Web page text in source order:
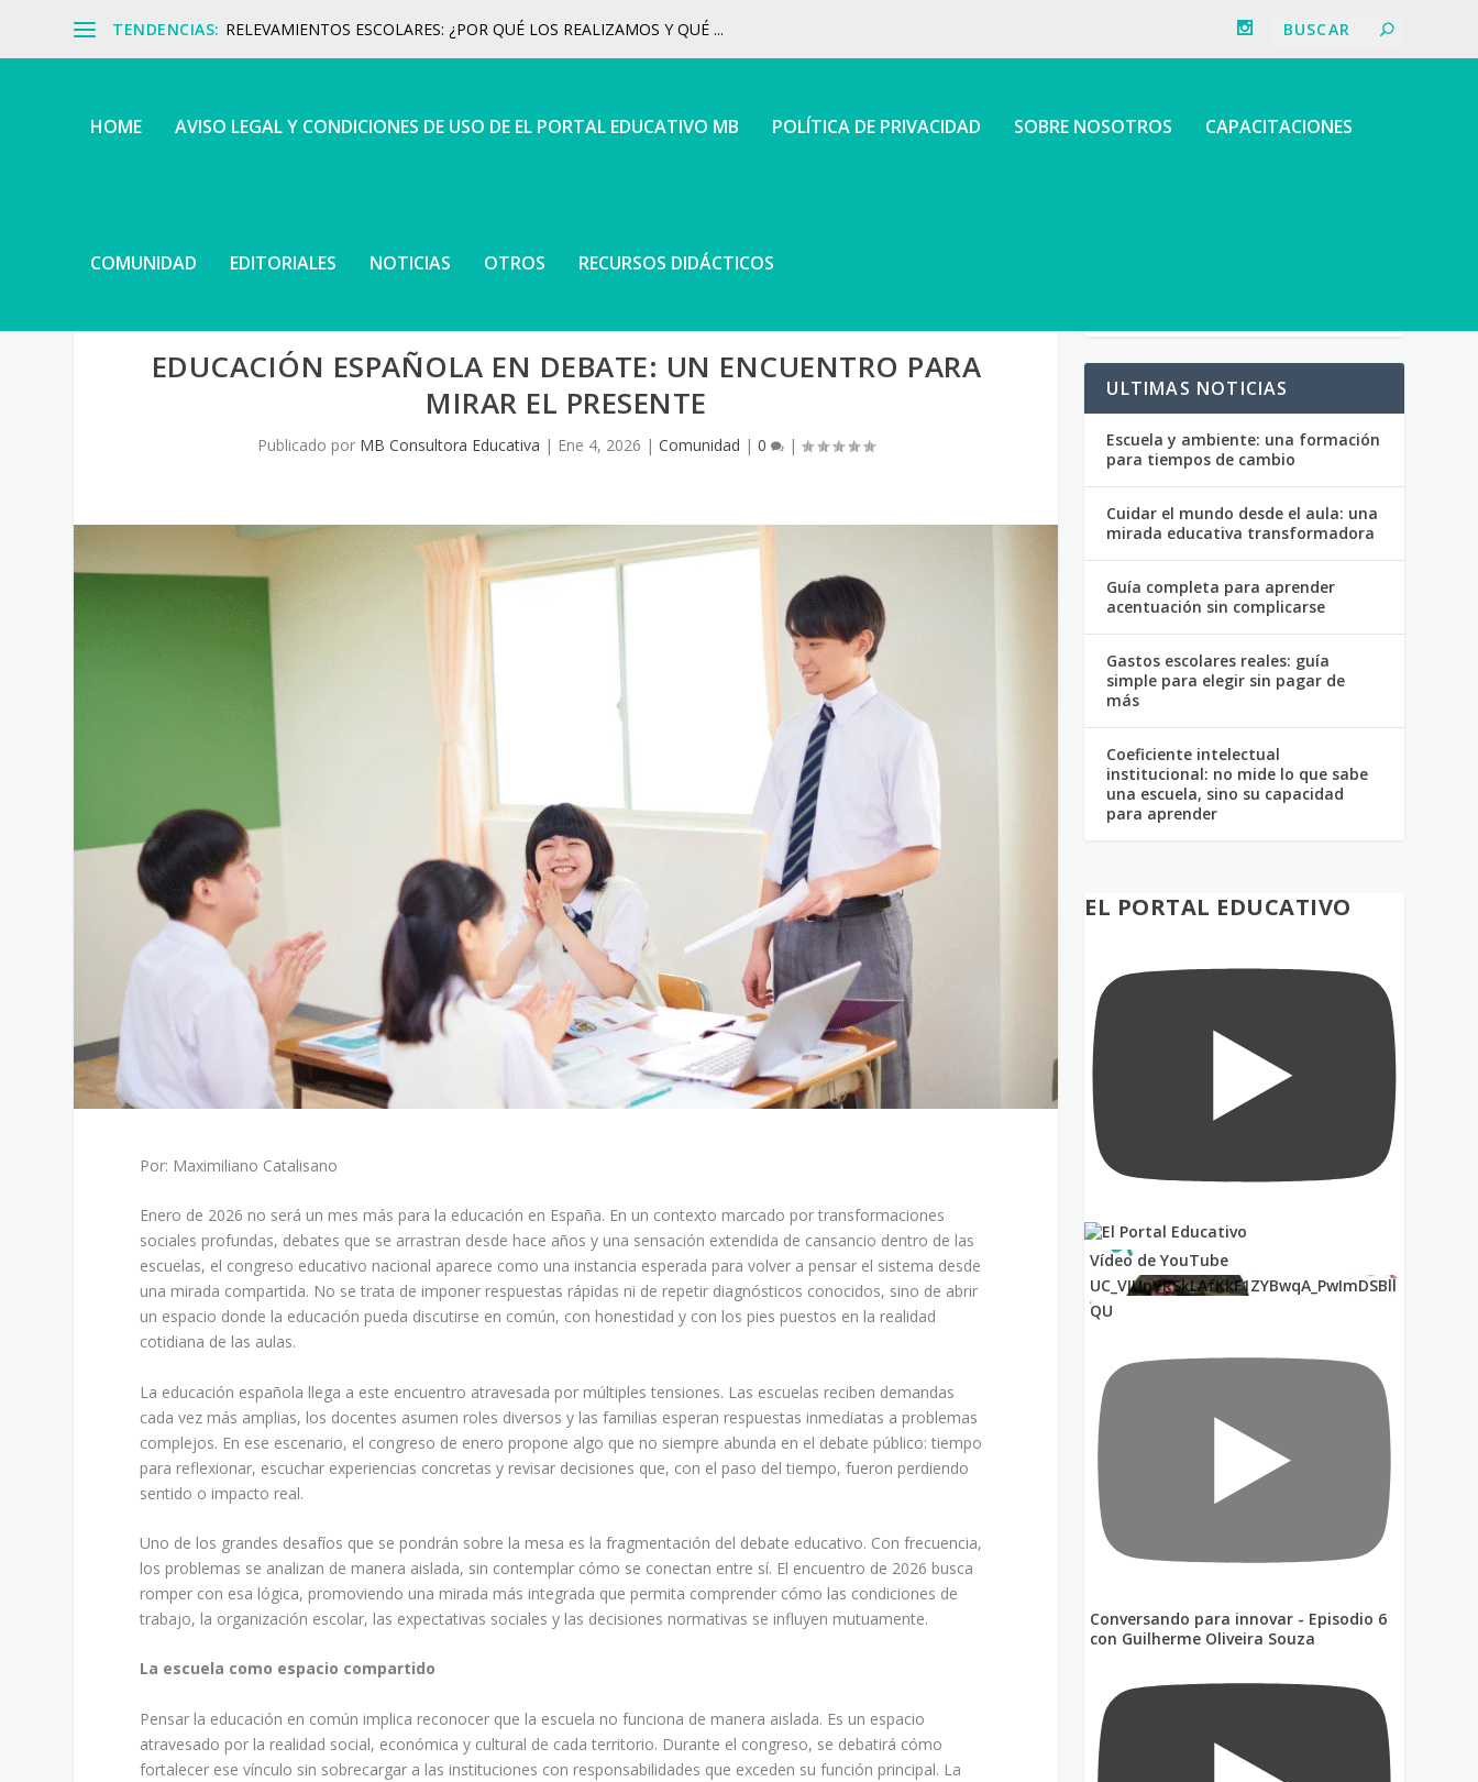
TENDENCIAS: RELEVAMIENTOS ESCOLARES: ¿POR QUÉ LOS REALIZAMOS Y QUÉ ...
HOME AVISO LEGAL Y CONDICIONES DE USO DE EL PORTAL EDUCATIVO MB POLÍTICA DE PRIVACIDAD SOBRE NOSOTROS CAPACITACIONES
COMUNIDAD EDITORIALES NOTICIAS OTROS RECURSOS DIDÁCTICOS
EDUCACIÓN ESPAÑOLA EN DEBATE: UN ENCUENTRO PARA
MIRAR EL PRESENTE
Publicado por MB Consultora Educativa | Ene 4, 2026 |Comunidad |0 |
Por: Maximiliano Catalisano
Enero de 2026 no será un mes más para la educación en España. En un contexto marcado por transformaciones
sociales profundas, debates que se arrastran desde hace años y una sensación extendida de cansancio dentro de las
escuelas, el congreso educativo nacional aparece como una instancia esperada para volver a pensar el sistema desde
una mirada compartida. No se trata de imponer respuestas rápidas ni de repetir diagnósticos conocidos, sino de abrir
un espacio donde la educación pueda discutirse en común, con honestidad y con los pies puestos en la realidad
cotidiana de las aulas.
La educación española llega a este encuentro atravesada por múltiples tensiones. Las escuelas reciben demandas
cada vez más amplias, los docentes asumen roles diversos y las familias esperan respuestas inmediatas a problemas
complejos. En ese escenario, el congreso de enero propone algo que no siempre abunda en el debate público: tiempo
para reflexionar, escuchar experiencias concretas y revisar decisiones que, con el paso del tiempo, fueron perdiendo
sentido o impacto real.
Uno de los grandes desafíos que se pondrán sobre la mesa es la fragmentación del debate educativo. Con frecuencia,
los problemas se analizan de manera aislada, sin contemplar cómo se conectan entre sí. El encuentro de 2026 busca
romper con esa lógica, promoviendo una mirada más integrada que permita comprender cómo las condiciones de
trabajo, la organización escolar, las expectativas sociales y las decisiones normativas se influyen mutuamente.
La escuela como espacio compartido
Pensar la educación en común implica reconocer que la escuela no funciona de manera aislada. Es un espacio
atravesado por la realidad social, económica y cultural de cada territorio. Durante el congreso, se debatirá cómo
fortalecer ese vínculo sin sobrecargar a las instituciones con responsabilidades que exceden su función principal. La
ULTIMAS NOTICIAS
Escuela y ambiente: una formación
para tiempos de cambio
Cuidar el mundo desde el aula: una
mirada educativa transformadora
Guía completa para aprender
acentuación sin complicarse
Gastos escolares reales: guía
simple para elegir sin pagar de
más
Coeficiente intelectual
institucional: no mide lo que sabe
una escuela, sino su capacidad
para aprender
EL PORTAL EDUCATIVO
Vídeo de YouTube
UC_VIUnVRSkLAfKkF1ZYBwqA_PwImDSBll
QU
Conversando para innovar - Episodio 6
con Guilherme Oliveira Souza